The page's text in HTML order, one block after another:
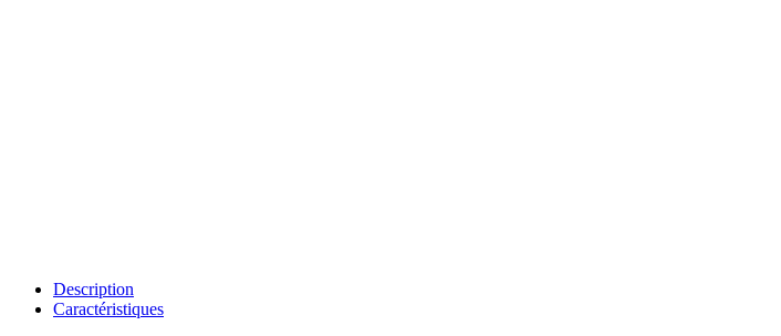
Description
Caractéristiques